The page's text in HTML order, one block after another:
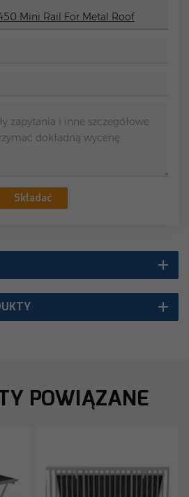
Mini Rail For Metal Roof
Składać
POWIĄZANE